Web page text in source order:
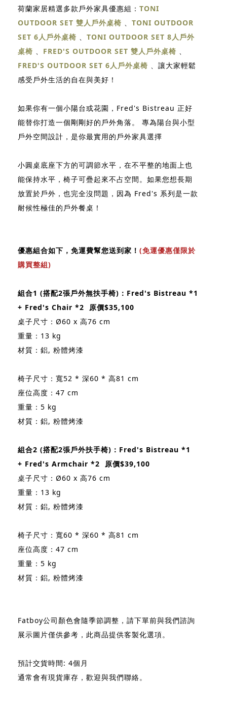
荷蘭家居精選多款戶外家具優惠組： TONI
OUTDOOR SET 雙人戶外桌椅 、 TONI OUTDOOR
SET 6人戶外桌椅 、 TONI OUTDOOR SET 8人戶外
桌椅 、 FRED'S OUTDOOR SET 雙人戶外桌椅 、
FRED'S OUTDOOR SET 6人戶外桌椅 、讓大家輕鬆
感受戶外生活的自在與美好！
如果你有一個小陽台或花園，Fred's Bistreau 正好
能替你打造一個剛剛好的戶外角落。 專為陽台與小型
戶外空間設計，是你最實用的戶外家具選擇
小圓桌底座下方的可調節水平，在不平整的地面上也
能保持水平，椅子可疊起來不占空間。如果您想長期
放置於戶外，也完全沒問題，因為 Fred's 系列是一款
耐候性極佳的戶外餐桌！
優惠組合如下，免運費幫您送到家！ (免運優惠僅限於
購買整組)
組合1 (搭配2張戶外無扶手椅)：Fred's Bistreau *1
+ Fred's Chair *2 原價$35,100
桌子尺寸：Ø60 x 高76 cm
重量：13 kg
材質：鋁, 粉體烤漆
椅子尺寸：寬52 * 深60 * 高81 cm
座位高度：47 cm
重量：5 kg
材質：鋁, 粉體烤漆
組合2 (搭配2張戶外扶手椅)：Fred's Bistreau *1
+ Fred's Armchair *2 原價$39,100
桌子尺寸：Ø60 x 高76 cm
重量：13 kg
材質：鋁, 粉體烤漆
椅子尺寸：寬60 * 深60 * 高81 cm
座位高度：47 cm
重量：5 kg
材質：鋁, 粉體烤漆
Fatboy公司顏色會隨季節調整，請下單前與我們諮詢
展示圖片僅供參考，此商品提供客製化選項。
預計交貨時間: 4個月
通常會有現貨庫存，歡迎與我們聯絡。